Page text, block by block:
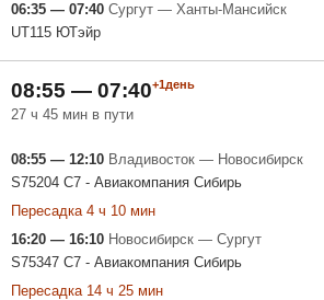
06:35 — 07:40 Сургут — Ханты-Мансийск
UT115 ЮТэйр
08:55 — 07:40+1день
27 ч 45 мин в пути
08:55 — 12:10 Владивосток — Новосибирск
S75204 С7 - Авиакомпания Сибирь
Пересадка 4 ч 10 мин
16:20 — 16:10 Новосибирск — Сургут
S75347 С7 - Авиакомпания Сибирь
Пересадка 14 ч 25 мин